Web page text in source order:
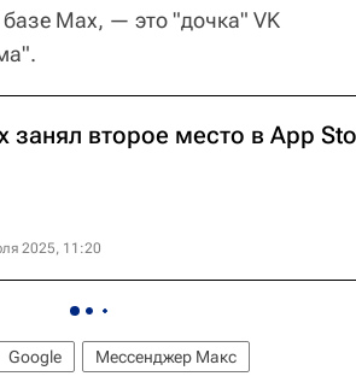
Max, — это "дочка" VK
занял второе место в App
2025, 11:20
Google Мессенджер Макс